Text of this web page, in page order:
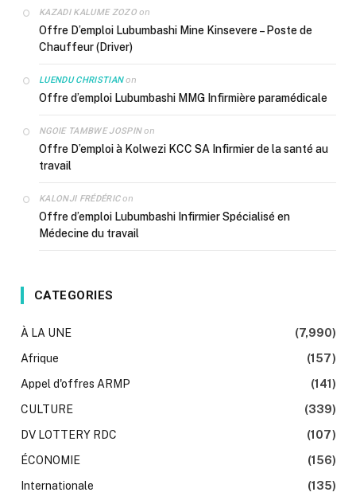
KAZADI KALUME ZOZOon
Offre D’emploi Lubumbashi Mine Kinsevere – Poste de
Chauffeur (Driver)
LUENDU CHRISTIANon
Offre d’emploi Lubumbashi MMG Infirmière paramédicale
NGOIE TAMBWE JOSPINon
Offre D’emploi à Kolwezi KCC SA Infirmier de la santé au
travail
KALONJI FRÉDÉRICon
Offre d’emploi Lubumbashi Infirmier Spécialisé en
Médecine du travail
CATEGORIES
À LA UNE
(7,990)
Afrique
(157)
Appel d'offres ARMP
(141)
CULTURE
(339)
DV LOTTERY RDC
(107)
ÉCONOMIE
(156)
Internationale
(135)